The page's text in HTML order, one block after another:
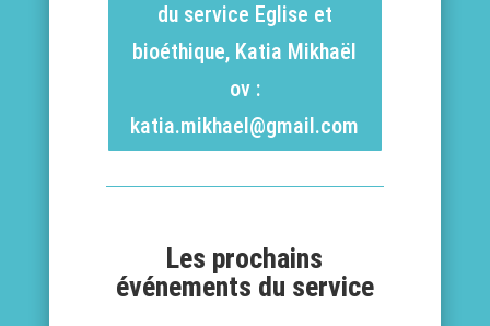
du service Eglise et
bioéthique, Katia Mikhaël
ov :
katia.mikhael@gmail.com
Les prochains
événements du service